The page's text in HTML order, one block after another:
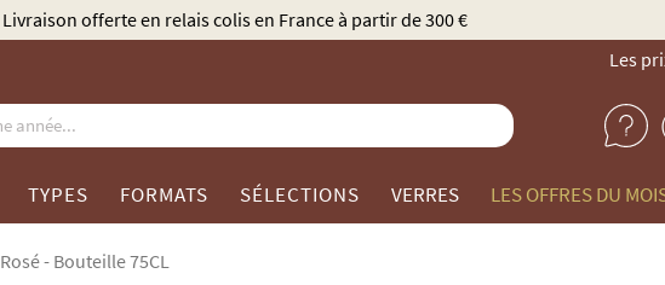
Élu Meilleur Caviste Champagne par Gault & Millau
Les
TYPES FORMATS SÉLECTIONS VERRES LES OFFRES DU
Rosé - Bouteille 75CL